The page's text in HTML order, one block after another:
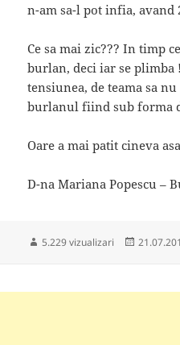
n-am sa-l pot infia, avand
Ce sa mai zic??? In timp
burlan, deci iar se
tensiunea, de teama sa
burlanul fiind sub forma
Oare a mai patit cineva
D-na Mariana Popescu –
5.229 vizualizari
Publicat